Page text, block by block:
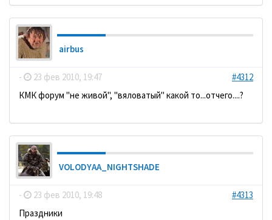
airbus
- 23 фев 2010, 19:47
#4312
КМК форум "не живой", "вяловатый" какой то...отчего....?
VOLODYAA_NIGHTSHADE
- 23 фев 2010, 19:48
#4313
Праздники